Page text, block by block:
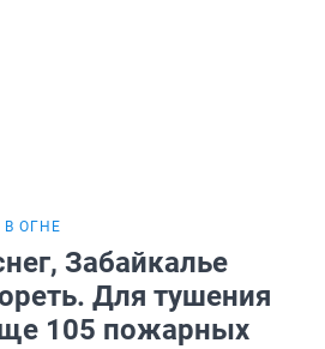
ОГНЕ
Забайкалье
Для тушения
105 пожарных